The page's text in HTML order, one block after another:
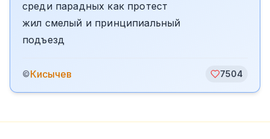
среди парадных как протест
жил смелый и принципиальный
подъезд
©Кисычев 7504